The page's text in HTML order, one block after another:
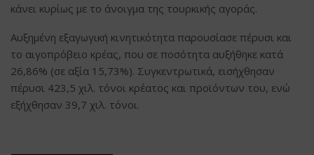
κάνει κυρίως με το άνοιγμα της τουρκικής αγοράς.
Αυξημένη εξαγωγική κινητικότητα παρουσίασε πέρυσι και
το αιγοπρόβειο κρέας, που σε ποσότητα αυξήθηκε κατά
26,86% (σε αξία 15,73%). Συγκεντρωτικά, εισήχθησαν
πέρυσι 423,5 χιλ. τόνοι κρέατος και προϊόντων του, ενώ
εξήχθησαν 39,7 χιλ. τόνοι.